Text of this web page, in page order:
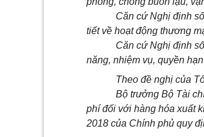
Căn cứ Nghị định
tiết về hoạt động thương
Căn cứ Nghị định
năng, nhiệm vụ, quyền
Theo đề nghị của
Bộ trưởng Bộ Tài
phí đối với hàng hóa xuất
2018 của Chính phủ quy